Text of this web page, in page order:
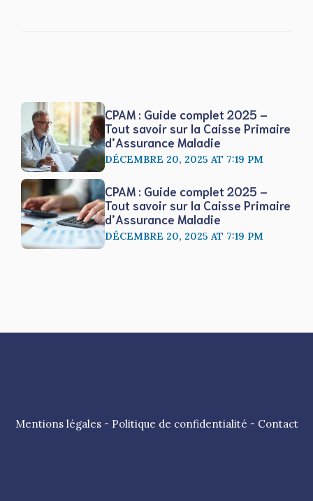
CPAM : Guide complet 2025 –
Tout savoir sur la Caisse Primaire
d’Assurance Maladie
DÉCEMBRE 20, 2025 AT 7:19 PM
CPAM : Guide complet 2025 –
Tout savoir sur la Caisse Primaire
d’Assurance Maladie
DÉCEMBRE 20, 2025 AT 7:19 PM
Mentions légales- Politique de confidentialité - Contact